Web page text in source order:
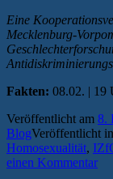
Eine
Mecklenburg-
Fakten: 08.02. | 19
Veröffentlicht am 8.
BlogVeröffentlicht in
Homosexualität,
einen Kommentar